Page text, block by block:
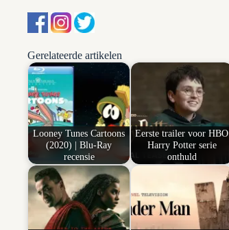
Gerelateerde artikelen
Looney Tunes Cartoons
(2020) | Blu-Ray
recensie
Eerste trailer voor HBO
Harry Potter serie
onthuld